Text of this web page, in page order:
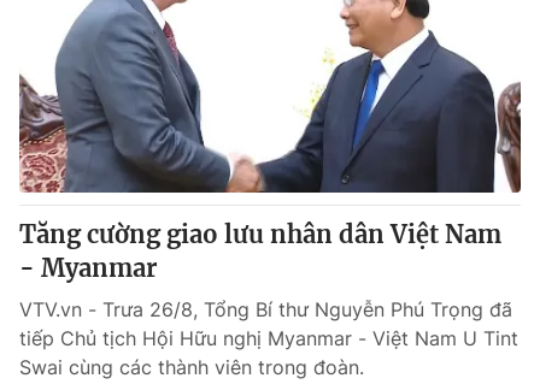
Tăng cường giao lưu nhân dân Việt Nam
- Myanmar
VTV.vn - Trưa 26/8, Tổng Bí thư Nguyễn Phú Trọng đã
tiếp Chủ tịch Hội Hữu nghị Myanmar - Việt Nam U Tint
Swai cùng các thành viên trong đoàn.